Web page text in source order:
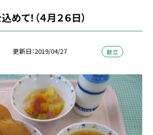
て！（４月２６日）
更新日 2019/04/27 献立